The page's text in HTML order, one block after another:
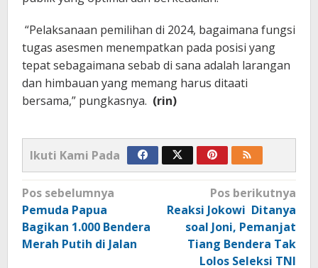
“Pelaksanaan pemilihan di 2024, bagaimana fungsi
tugas asesmen menempatkan pada posisi yang
tepat sebagaimana sebab di sana adalah larangan
dan himbauan yang memang harus ditaati
bersama,” pungkasnya. (rin)
Ikuti Kami Pada
Navigasi
pos
Pos sebelumnya
Pemuda Papua
Bagikan 1.000 Bendera
Merah Putih di Jalan
Pos berikutnya
Reaksi Jokowi Ditanya
soal Joni, Pemanjat
Tiang Bendera Tak
Lolos Seleksi TNI